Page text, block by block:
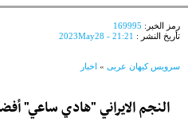
رمز الخبر: 169995
تأريخ النشر : 2023May28 - 21:21
سرویس کیهان عربی » اخبار
النجم الايراني "هادي ساعي"